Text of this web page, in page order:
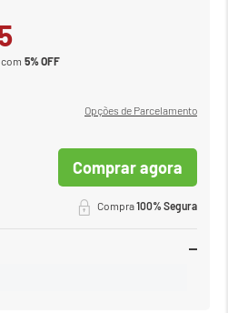
5% OFF
Opções de Parcelamento
Comprar agora
Compra100% Segura